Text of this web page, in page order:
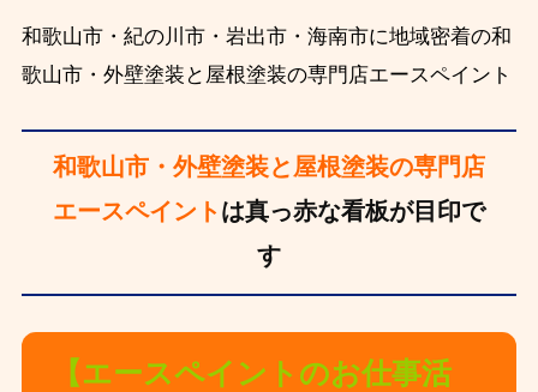
和歌山市・紀の川市・岩出市・海南市に地域密着の和
歌山市・外壁塗装と屋根塗装の専門店エースペイント
和歌山市・外壁塗装と屋根塗装の専門店
エースペイント は真っ赤な看板が目印で
す
【エースペイントのお仕事活